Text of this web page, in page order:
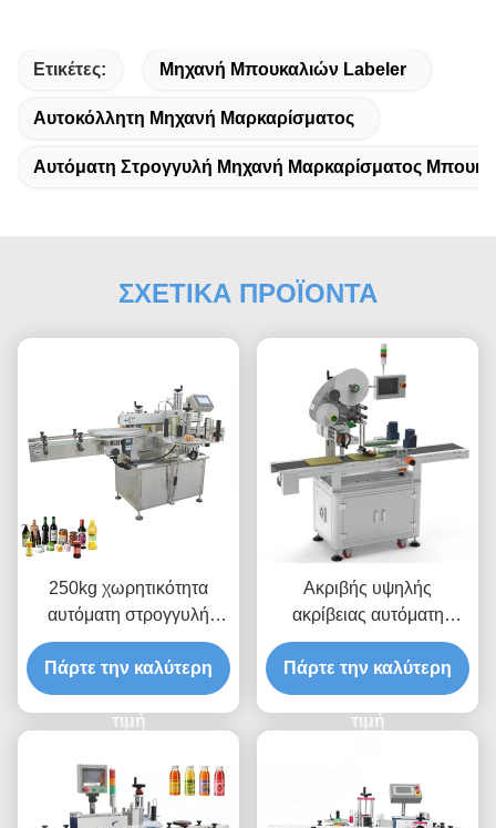
Ετικέτες: Μηχανή Μπουκαλιών Labeler
Αυτοκόλλητη Μηχανή Μαρκαρίσματος
Αυτόματη Στρογγυλή Μηχανή Μαρκαρίσματος
ΣΧΕΤΙΚΑ ΠΡΟΪΟΝΤΑ
250kg χωρητικότητα
αυτόματη στρογγυλή
συσκευή επισήμανσης
μπουκαλιών για γρήγορη
και ακριβή διαδικασία
Πάρτε την καλύτερη
τιμή
Ακριβής υψηλής
ακρίβειας αυτόματη
μηχανή επισήμανσης
λειτουργία δεξιά ή
αριστερά
Πάρτε την καλύτερη
τιμή